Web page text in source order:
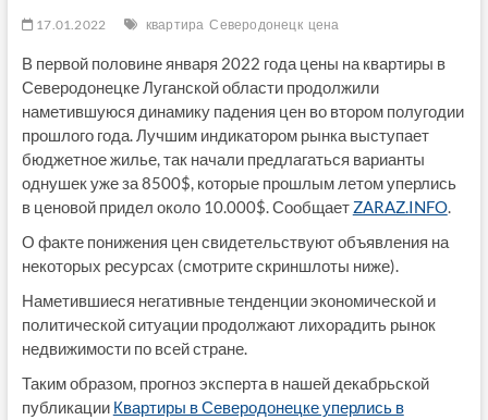
17.01.2022 квартира Северодонецк цена
В первой половине января 2022 года цены на квартиры в
Северодонецке Луганской области продолжили
наметившуюся динамику падения цен во втором полугодии
прошлого года. Лучшим индикатором рынка выступает
бюджетное жилье, так начали предлагаться варианты
однушек уже за 8500$, которые прошлым летом уперлись
в ценовой придел около 10.000$. Сообщает ZARAZ.INFO.
О факте понижения цен свидетельствуют объявления на
некоторых ресурсах (смотрите скриншлоты ниже).
Наметившиеся негативные тенденции экономической и
политической ситуации продолжают лихорадить рынок
недвижимости по всей стране.
Таким образом, прогноз эксперта в нашей декабрьской
публикации Квартиры в Северодонецке уперлись в